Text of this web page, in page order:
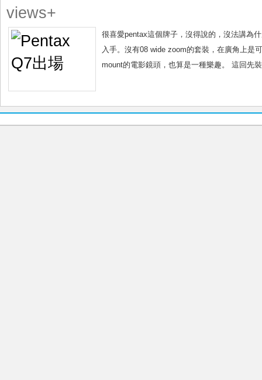
views+
很喜愛pentax這個牌子，沒得說的，沒法講為
入手。沒有08 wide zoom的套裝，在廣角上是
mount的電影鏡頭，也算是一種樂趣。 這回先